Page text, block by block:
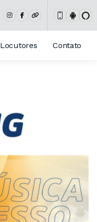
Locutores Contato